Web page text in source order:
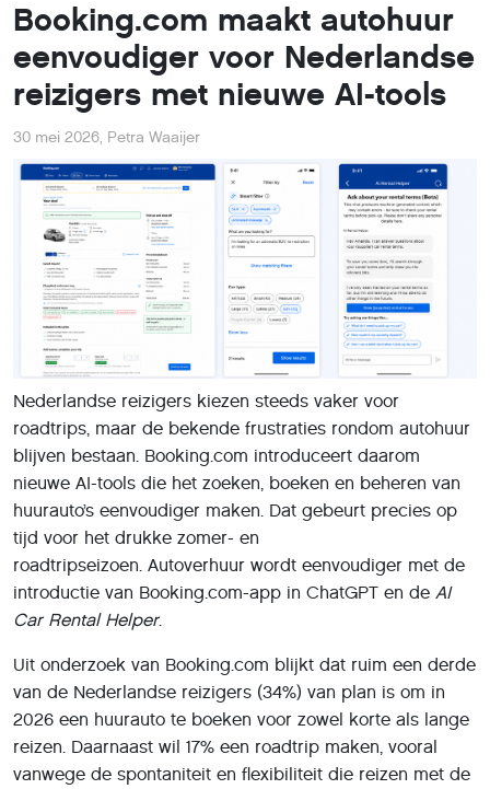
Booking.com maakt autohuur
eenvoudiger voor Nederlandse
reizigers met nieuwe AI-tools
30 mei 2026, Petra Waaijer
Nederlandse reizigers kiezen steeds vaker voor
roadtrips, maar de bekende frustraties rondom autohuur
blijven bestaan. Booking.com introduceert daarom
nieuwe AI-tools die het zoeken, boeken en beheren van
huurauto’s eenvoudiger maken. Dat gebeurt precies op
tijd voor het drukke zomer- en
roadtripseizoen. Autoverhuur wordt eenvoudiger met de
introductie van Booking.com-app in ChatGPT en de AI
Car Rental Helper.
Uit onderzoek van Booking.com blijkt dat ruim een derde
van de Nederlandse reizigers (34%) van plan is om in
2026 een huurauto te boeken voor zowel korte als lange
reizen. Daarnaast wil 17% een roadtrip maken, vooral
vanwege de spontaniteit en flexibiliteit die reizen met de